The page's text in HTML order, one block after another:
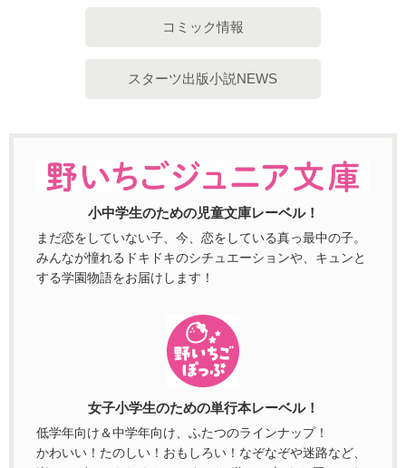
コミック情報
スターツ出版小説NEWS
小中学生のための児童文庫レーベル！
まだ恋をしていない子、今、恋をしている真っ最中の子。
みんなが憧れるドキドキのシチュエーションや、キュンと
する学園物語をお届けします！
女子小学生のための単行本レーベル！
低学年向け＆中学年向け、ふたつのラインナップ！
かわいい！たのしい！おもしろい！なぞなぞや迷路など、